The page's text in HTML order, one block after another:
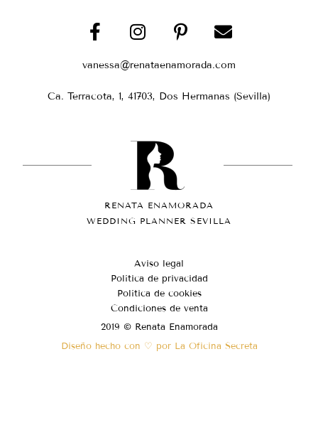
vanessa@renataenamorada.com
Ca. Terracota, 1, 41703, Dos Hermanas (Sevilla)
RENATA ENAMORADA
WEDDING PLANNER SEVILLA
Aviso legal
Política de privacidad
Política de cookies
Condiciones de venta
2019 © Renata Enamorada
Diseño hecho con ♡ por La Oficina Secreta